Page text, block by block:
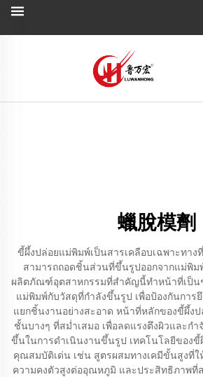
蠟脫模劑
ขี้ผึ้งปล่อยแม่พิมพ์เป็นสารเคลือบเฉพาะทาง
สามารถถอดชิ้นส่วนที่ขึ้นรูปออกจากแม่พิม
ผลิตภัณฑ์อุตสาหกรรมที่สำคัญนี้ทำหน้าที่เป็น
แม่พิมพ์กับวัสดุที่กำลังขึ้นรูป เพื่อป้องกันการ
แยกชิ้นงานอย่างสะอาด หน้าที่หลักของขี้ผึ้ง
ชั้นบางๆ ที่สม่ำเสมอ เพื่อลดแรงตึงผิวและก
ขึ้นในการดำเนินงานขึ้นรูป เทคโนโลยีของ
คุณสมบัติเด่น เช่น สูตรผสมทางเคมีขั้นสูงที่ใ
ความคงตัวสูงต่ออุณหภูมิ และประสิทธิภาพที่